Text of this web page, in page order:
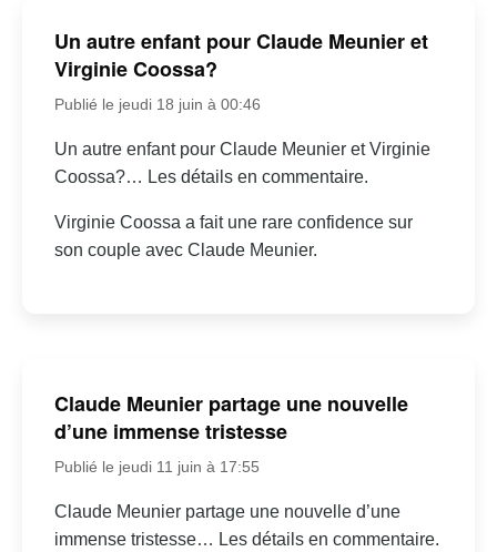
Un autre enfant pour Claude Meunier et
Virginie Coossa?
Publié le jeudi 18 juin à 00:46
Un autre enfant pour Claude Meunier et Virginie
Coossa?… Les détails en commentaire.
Virginie Coossa a fait une rare confidence sur
son couple avec Claude Meunier.
Claude Meunier partage une nouvelle
d’une immense tristesse
Publié le jeudi 11 juin à 17:55
Claude Meunier partage une nouvelle d’une
immense tristesse… Les détails en commentaire.